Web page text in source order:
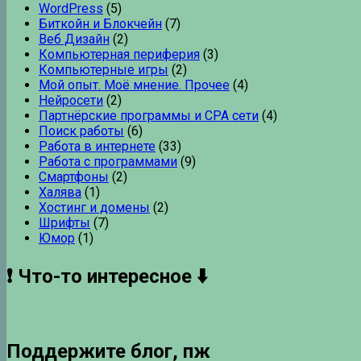
WordPress (5)
Биткойн и Блокчейн (7)
Веб Дизайн (2)
Компьютерная периферия (3)
Компьютерные игры (2)
Мой опыт. Моё мнение. Прочее (4)
Нейросети (2)
Партнёрские программы и CPA сети (4)
Поиск работы (6)
Работа в интернете (33)
Работа с программами (9)
Смартфоны (2)
Халява (1)
Хостинг и домены (2)
Шрифты (7)
Юмор (1)
❗ Что-то интересное ⬇️
Поддержите блог, пж